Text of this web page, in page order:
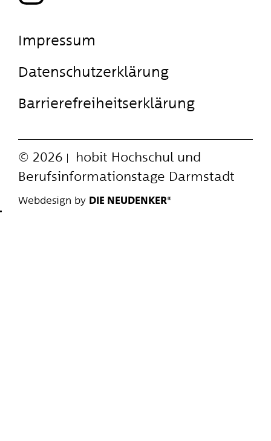
Impressum
Datenschutzerklärung
Barrierefreiheitserklärung
© 2026 hobit Hochschul und
Berufsinformationstage Darmstadt
Webdesign by DIE NEUDENKER®